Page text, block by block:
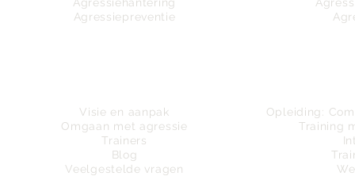
Agressiepreventie
Visie en aanpak
Omgaan met agressie
Trainers
Blog
Veelgestelde vragen
Opleiding:
Training